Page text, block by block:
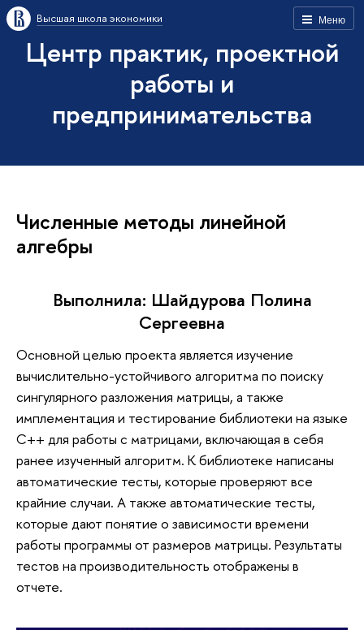
Меню
Высшая школа экономики
Центр практик, проектной
работы и
предпринимательства
Численные методы линейной
алгебры
Выполнила: Шайдурова Полина
Сергеевна
Основной целью проекта является изучение
вычислительно-устойчивого алгоритма по поиску
сингулярного разложения матрицы, а также
имплементация и тестирование библиотеки на языке
С++ для работы с матрицами, включающая в себя
ранее изученный алгоритм. К библиотеке написаны
автоматические тесты, которые проверяют все
крайние случаи. А также автоматические тесты,
которые дают понятие о зависимости времени
работы программы от размеров матрицы. Результаты
тестов на производительность отображены в
отчете.